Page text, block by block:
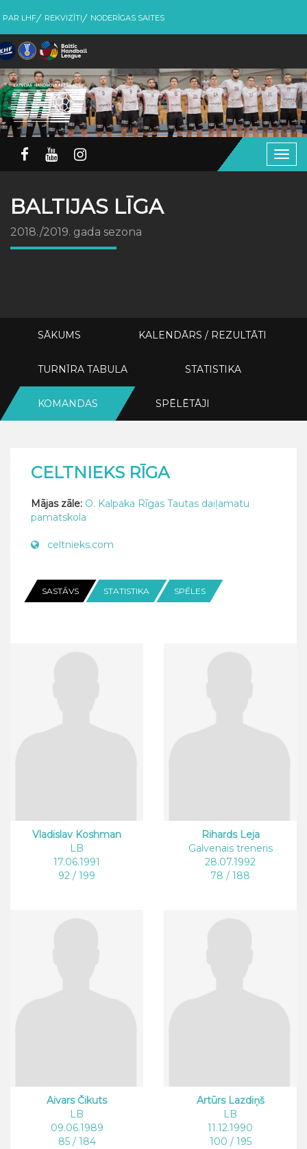
PAR LHF REKVIZĪTI NODERĪGAS SAITES
BALTIJAS LĪGA
2018./2019. gada sezona
SĀKUMS KALENDĀRS / REZULTĀTI
TURNĪRA TABULA STATISTIKA
KOMANDAS SPĒLĒTĀJI
CELTNIEKS RĪGA
Mājas zāle: O. Kalpaka Rīgas Tautas daiļamatu
pamatskola
celtnieks.com
SASTĀVS STATISTIKA SPĒLES
Vladislav Koshman
LB
17.06.1991
92 / 199
Rihards Leja
Galvenais treneris
28.07.1992
78 / 188
Aivars Čikuts
LB
09.06.1989
85 / 184
Artūrs Lazdiņš
LB
11.12.1990
100 / 195